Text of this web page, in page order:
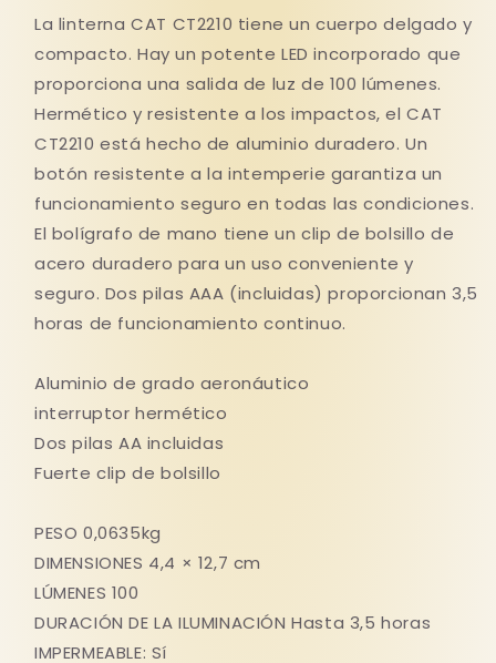
La linterna CAT CT2210 tiene un cuerpo delgado y
compacto. Hay un potente LED incorporado que
proporciona una salida de luz de 100 lúmenes.
Hermético y resistente a los impactos, el CAT
CT2210 está hecho de aluminio duradero. Un
botón resistente a la intemperie garantiza un
funcionamiento seguro en todas las condiciones.
El bolígrafo de mano tiene un clip de bolsillo de
acero duradero para un uso conveniente y
seguro. Dos pilas AAA (incluidas) proporcionan 3,5
horas de funcionamiento continuo.
Aluminio de grado aeronáutico
interruptor hermético
Dos pilas AA incluidas
Fuerte clip de bolsillo
PESO 0,0635kg
DIMENSIONES 4,4 × 12,7 cm
LÚMENES 100
DURACIÓN DE LA ILUMINACIÓN Hasta 3,5 horas
IMPERMEABLE: Sí